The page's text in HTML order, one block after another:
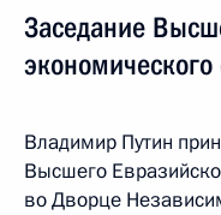
Заседание
экономического
Владимир Путин
Высшего
во Дворце